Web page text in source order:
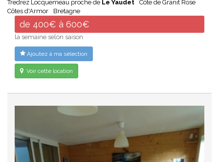
Tredrez Locquemeau proche de Le Yaudet
Côte de Granit Rose
Côtes d'Armor
Bretagne
de 400€ à 600€
la semaine selon saison
Ajoutez à ma sélection
Voir cette location